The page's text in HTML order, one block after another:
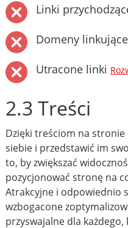
Linki
Domeny linkujące
Utracone linki
2.3 Treści
Dzięki treściom na
siebie i przedstawić im
to, by zwiększać
pozycjonować stronę na
Atrakcyjne i odpowiednio
wzbogacone
przyswajalne dla